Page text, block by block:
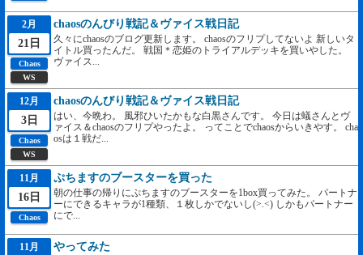
2月
21日
Chaos
WS
chaosのんびり戦記＆ヴァイス戦日記
久々にchaosのブログ更新します。 chaosのフリプしてないよ 新しいタ
イトル買ったんだ。 戦国＊恋姫のトライアルデッキを買いやした。
ヴァイス...
12月
3日
Chaos
WS
chaosのんびり戦記＆ヴァイス戦日記
はい、今晩わ。 風邪ひいたかもな白黒さんです。 今日は蟻さんとヴ
ァイス＆chaosのフリプやったよ。 ってことでchaosからいきやす。 cha
osは１戦だ...
11月
16日
Chaos
ぷちますのブースターを買った
朝の仕事の帰りにぷちますのブースターを1box買ってみた。 パートナ
ーにできるキャラが1種類、１枚しかでないし(>.<) しかもパートナー
にで...
11月 やってみた